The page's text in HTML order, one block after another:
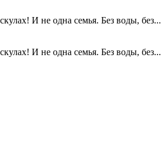
И не одна семья. Без воды, без...
И не одна семья. Без воды, без...